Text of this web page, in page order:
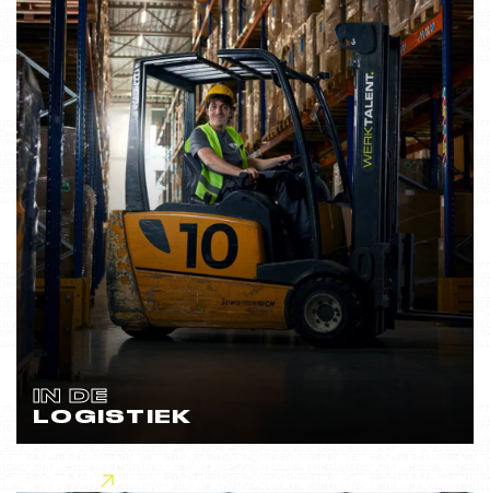
IN DE
LOGISTIEK